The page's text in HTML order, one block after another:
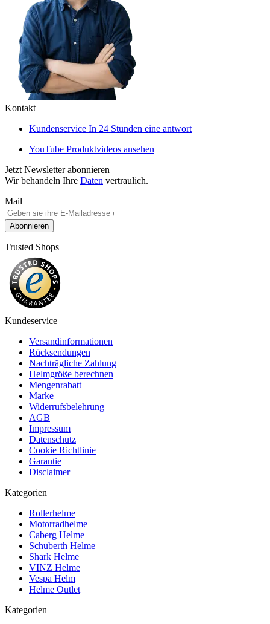
Kontakt
Kundenservice In 24 Stunden eine antwort
YouTube Produktvideos ansehen
Jetzt Newsletter abonnieren
Wir behandeln Ihre Daten vertraulich.
Mail
Abonnieren
Trusted Shops
Kundeservice
Versandinformationen
Rücksendungen
Nachträgliche Zahlung
Helmgröße berechnen
Mengenrabatt
Marke
Widerrufsbelehrung
AGB
Impressum
Datenschutz
Cookie Richtlinie
Garantie
Disclaimer
Kategorien
Rollerhelme
Motorradhelme
Caberg Helme
Schuberth Helme
Shark Helme
VINZ Helme
Vespa Helm
Helme Outlet
Kategorien